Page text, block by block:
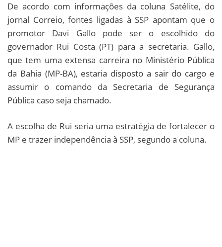
De acordo com informações da coluna Satélite, do
jornal Correio, fontes ligadas à SSP apontam que o
promotor Davi Gallo pode ser o escolhido do
governador Rui Costa (PT) para a secretaria. Gallo,
que tem uma extensa carreira no Ministério Pública
da Bahia (MP-BA), estaria disposto a sair do cargo e
assumir o comando da Secretaria de Segurança
Pública caso seja chamado.
A escolha de Rui seria uma estratégia de fortalecer o
MP e trazer independência à SSP, segundo a coluna.